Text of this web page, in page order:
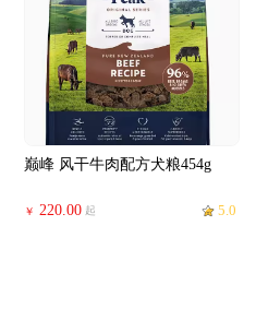
巅峰 风干牛肉配方犬粮454g
￥ 220.00 起 5.0